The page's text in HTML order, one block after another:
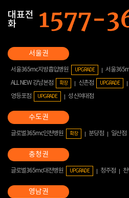
대표전
화
서울365mc지방흡입병원 UPGRADE 서울
ALL NEW 강남본점 확장 신촌점 UPGRADE
영등포점
UPGRADE 성신여대점
글로벌365mc인천병원 확장 분당점 일산점
글로벌365mc대전병원 UPGRADE 청주점